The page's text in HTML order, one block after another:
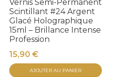
Vernis Semi-Permanent
Scintillant #24 Argent
Glacé Holographique
15ml – Brillance Intense
Profession
15,90 €
AJOUTER AU PANIER